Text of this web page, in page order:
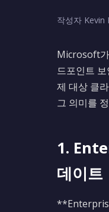
작성자 Kevin
Microsoft가
드포인트
제 대상 클
그 의미를
1.
데이트